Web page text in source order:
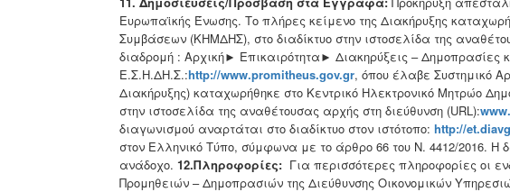
Ευρωπαϊκής Ένωσης. Το πλήρες κείμενο της Διακήρυξης
Συμβάσεων (ΚΗΜΔΗΣ), στο διαδίκτυο στην ιστοσελίδα της
διαδρομή : Αρχική► Επικαιρότητα► Διακηρύξεις – Δημοπρασίες
Ε.Σ.Η.ΔΗ.Σ.:http://www.promitheus.gov.gr, όπου έλαβε Συστημικό
Διακήρυξης) καταχωρήθηκε στο Κεντρικό Ηλεκτρονικό Μητρώο
στην ιστοσελίδα της αναθέτουσας αρχής στη διεύθυνση (URL):www.
διαγωνισμού αναρτάται στο διαδίκτυο στον ιστότοπο: http://
στον Ελληνικό Τύπο, σύμφωνα με το άρθρο 66 του Ν. 4412/2016. Η
ανάδοχο. 12.Πληροφορίες: Για περισσότερες πληροφορίες οι
Προμηθειών – Δημοπρασιών της Διεύθυνσης Οικονομικών